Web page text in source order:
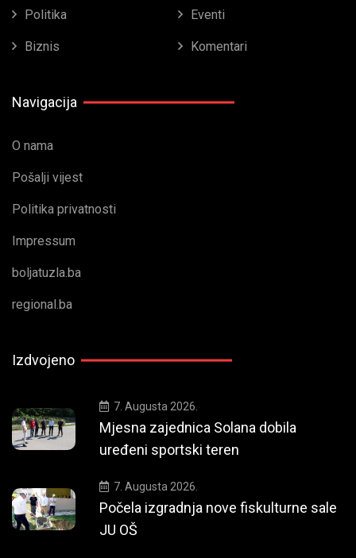
Politika Eventi
Biznis Komentari
Navigacija
O nama
Pošalji vijest
Politika privatnosti
Impressum
boljatuzla.ba
regional.ba
Izdvojeno
7. Augusta 2026.
Mjesna zajednica Solana dobila
uređeni sportski teren
7. Augusta 2026.
Počela izgradnja nove fiskulturne sale
JU OŠ